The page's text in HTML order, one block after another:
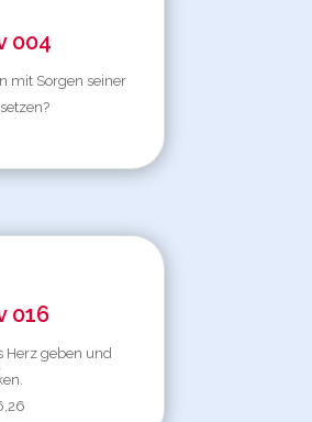
004
mit Sorgen seiner
016
Herz geben und